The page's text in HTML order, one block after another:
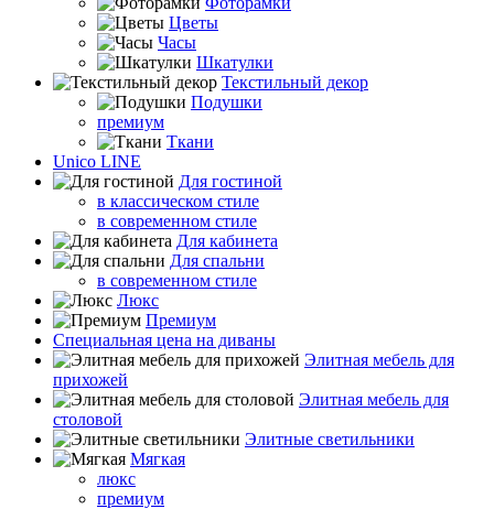
Цветы
Часы
Шкатулки
Текстильный декор
Подушки
премиум
Ткани
Unico LINE
Для гостиной
в классическом стиле
в современном стиле
Для кабинета
Для спальни
в современном стиле
Люкс
Премиум
Специальная цена на диваны
Элитная мебель для
прихожей
Элитная мебель для
столовой
Элитные светильники
Мягкая
люкс
премиум